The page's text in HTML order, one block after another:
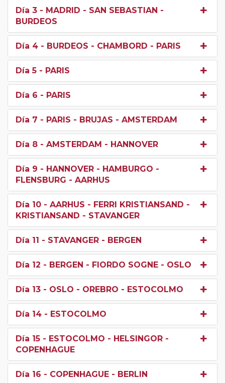
Día 3 - MADRID - SAN SEBASTIAN -
BURDEOS
Día 4 - BURDEOS - CHAMBORD - PARIS
Día 5 - PARIS
Día 6 - PARIS
Día 7 - PARIS - BRUJAS - AMSTERDAM
Día 8 - AMSTERDAM - HANNOVER
Día 9 - HANNOVER - HAMBURGO -
FLENSBURG - AARHUS
Día 10 - AARHUS - FERRI KRISTIANSAND -
KRISTIANSAND - STAVANGER
Día 11 - STAVANGER - BERGEN
Día 12 - BERGEN - FIORDO SOGNE - OSLO
Día 13 - OSLO - OREBRO - ESTOCOLMO
Día 14 - ESTOCOLMO
Día 15 - ESTOCOLMO - HELSINGOR -
COPENHAGUE
Día 16 - COPENHAGUE - BERLIN